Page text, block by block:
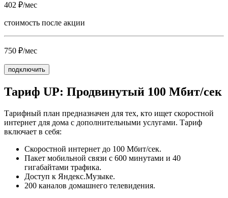
402 ₽/мес
стоимость после акции
750 ₽/мес
подключить
Тариф UP: Продвинутый 100 Мбит/сек
Тарифный план предназначен для тех, кто ищет скоростной
интернет для дома с дополнительными услугами. Тариф
включает в себя:
Скоростной интернет до 100 Мбит/сек.
Пакет мобильной связи с 600 минутами и 40
гигабайтами трафика.
Доступ к Яндекс.Музыке.
200 каналов домашнего телевидения.